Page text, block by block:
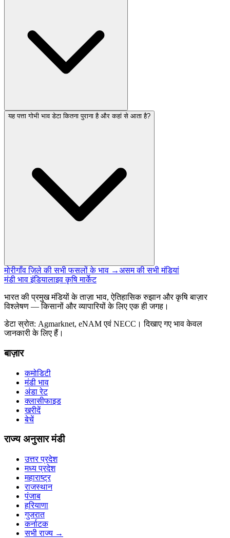
यह पत्ता गोभी भाव डेटा कितना पुराना है और कहां से आता है?
मोरीगाँव ज़िले की सभी फसलों के भाव →असम की सभी मंडियां
मंडी भाव इंडियालाइव कृषि मार्केट
भारत की प्रमुख मंडियों के ताज़ा भाव, ऐतिहासिक रुझान और कृषि बाज़ार
विश्लेषण — किसानों और व्यापारियों के लिए एक ही जगह।
डेटा स्रोत: Agmarknet, eNAM एवं NECC। दिखाए गए भाव केवल
जानकारी के लिए हैं।
बाज़ार
कमोडिटी
मंडी भाव
अंडा रेट
क्लासीफाइड
खरीदें
बेचें
राज्य अनुसार मंडी
उत्तर प्रदेश
मध्य प्रदेश
महाराष्ट्र
राजस्थान
पंजाब
हरियाणा
गुजरात
कर्नाटक
सभी राज्य →